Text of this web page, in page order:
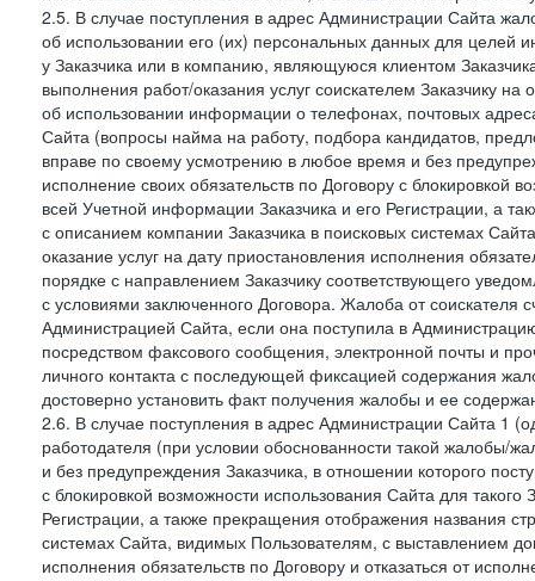
2.5. В случае поступления в адрес Администрации Сайта
об использовании его (их) персональных данных для целей
у Заказчика или в компанию, являющуюся клиентом
выполнения работ/оказания услуг соискателем Заказчику
об использовании информации о телефонах, почтовых
Сайта (вопросы найма на работу, подбора кандидатов,
вправе по своему усмотрению в любое время и без
исполнение своих обязательств по Договору с блокировкой
всей Учетной информации Заказчика и его Регистрации, а
с описанием компании Заказчика в поисковых системах
оказание услуг на дату приостановления исполнения
порядке с направлением Заказчику соответствующего
с условиями заключенного Договора. Жалоба от
Администрацией Сайта, если она поступила в
посредством факсового сообщения, электронной почты и
личного контакта с последующей фиксацией содержания
достоверно установить факт получения жалобы и ее
2.6. В случае поступления в адрес Администрации Сайта 1
работодателя (при условии обоснованности такой
и без предупреждения Заказчика, в отношении которого
с блокировкой возможности использования Сайта для
Регистрации, а также прекращения отображения названия
системах Сайта, видимых Пользователям, с выставлением
исполнения обязательств по Договору и отказаться от